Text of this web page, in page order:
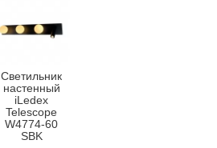
Светильник
настенный
iLedex
Telescope
W4774-60
SBK